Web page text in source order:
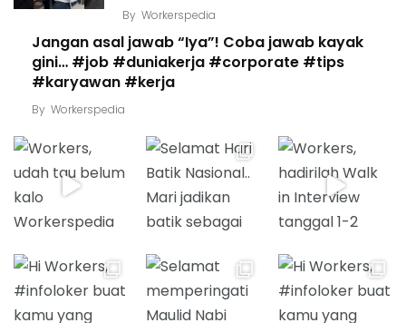
By Workerspedia
Jangan asal jawab “Iya”! Coba jawab kayak
gini… #job #duniakerja #corporate #tips
#karyawan #kerja
By Workerspedia